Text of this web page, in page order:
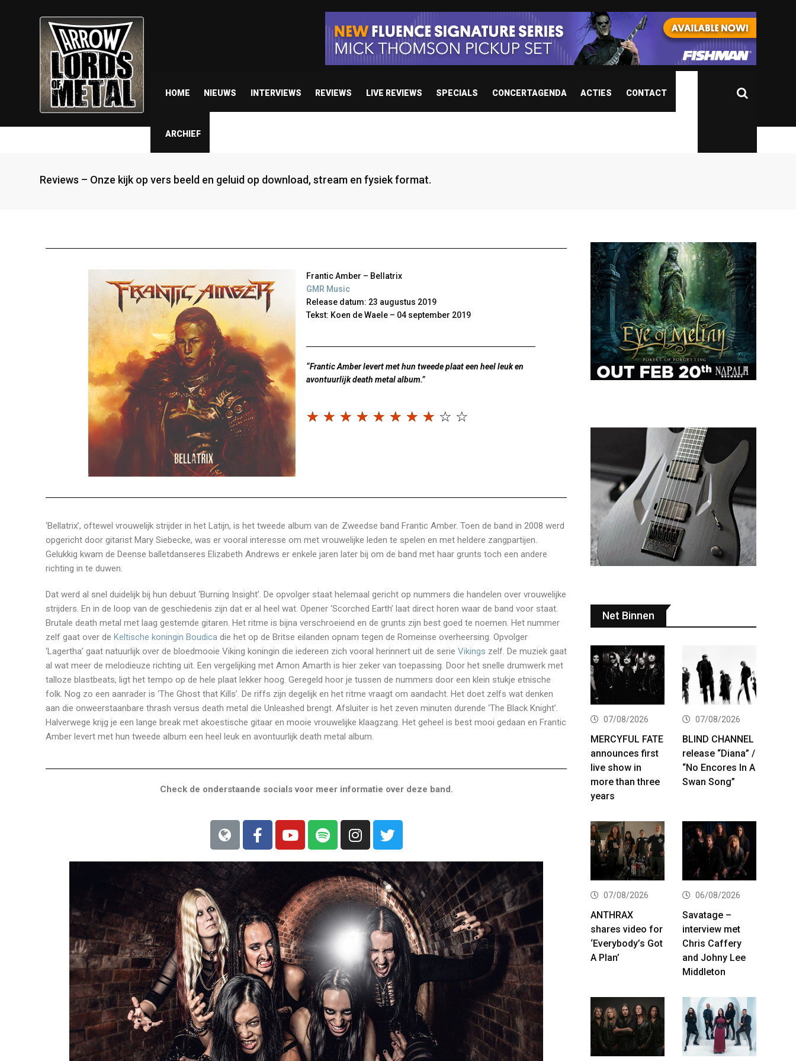
HOME NIEUWS INTERVIEWS REVIEWS LIVE REVIEWS SPECIALS CONCERTAGENDA ACTIES CONTACT
ARCHIEF
Reviews – Onze kijk op vers beeld en geluid op download, stream en fysiek format.
Frantic Amber – Bellatrix
GMR Music
Release datum: 23 augustus 2019
Tekst: Koen de Waele – 04 september 2019
“Frantic Amber levert met hun tweede plaat een heel leuk en
avontuurlijk death metal album.”
☆ ☆ ☆ ☆ ☆ ☆ ☆ ☆ ☆ ☆
‘Bellatrix’, oftewel vrouwelijk strijder in het Latijn, is het tweede album van de Zweedse band Frantic Amber. Toen de band in 2008 werd
opgericht door gitarist Mary Siebecke, was er vooral interesse om met vrouwelijke leden te spelen en met heldere zangpartijen.
Gelukkig kwam de Deense balletdanseres Elizabeth Andrews er enkele jaren later bij om de band met haar grunts toch een andere
richting in te duwen.
Dat werd al snel duidelijk bij hun debuut ‘Burning Insight’. De opvolger staat helemaal gericht op nummers die handelen over vrouwelijke
strijders. En in de loop van de geschiedenis zijn dat er al heel wat. Opener ‘Scorched Earth’ laat direct horen waar de band voor staat.
Brutale death metal met laag gestemde gitaren. Het ritme is bijna verschroeiend en de grunts zijn best goed te noemen. Het nummer
zelf gaat over de Keltische koningin Boudica die het op de Britse eilanden opnam tegen de Romeinse overheersing. Opvolger
‘Lagertha’ gaat natuurlijk over de bloedmooie Viking koningin die iedereen zich vooral herinnert uit de serie Vikings zelf. De muziek gaat
al wat meer de melodieuze richting uit. Een vergelijking met Amon Amarth is hier zeker van toepassing. Door het snelle drumwerk met
talloze blastbeats, ligt het tempo op de hele plaat lekker hoog. Geregeld hoor je tussen de nummers door een klein stukje etnische
folk. Nog zo een aanrader is ‘The Ghost that Kills’. De riffs zijn degelijk en het ritme vraagt om aandacht. Het doet zelfs wat denken
aan die onweerstaanbare thrash versus death metal die Unleashed brengt. Afsluiter is het zeven minuten durende ‘The Black Knight’.
Halverwege krijg je een lange break met akoestische gitaar en mooie vrouwelijke klaagzang. Het geheel is best mooi gedaan en Frantic
Amber levert met hun tweede album een heel leuk en avontuurlijk death metal album.
Check de onderstaande socials voor meer informatie over deze band.
Net Binnen
07/08/2026
MERCYFUL FATE
announces first
live show in
more than three
years
07/08/2026
BLIND CHANNEL
release “Diana” /
“No Encores In A
Swan Song”
07/08/2026
ANTHRAX
shares video for
‘Everybody’s Got
A Plan’
06/08/2026
Savatage –
interview met
Chris Caffery
and Johny Lee
Middleton